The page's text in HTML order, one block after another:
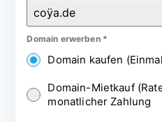
Domain erwerben *
Domain kaufen
Domain-Mietkauf
monatlicher Zahlung